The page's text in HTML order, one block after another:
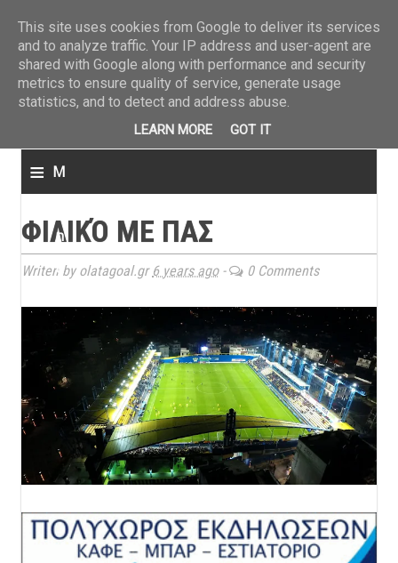
≡ M
n
u
ΦΙΛΙΚΌ ΜΕ ΠΑΣ
Writen by olatagoal.gr 6 years ago- 0 Comments
This site uses cookies from Google to deliver its services
and to analyze traffic. Your IP address and user-agent are
shared with Google along with performance and security
metrics to ensure quality of service, generate usage
statistics, and to detect and address abuse.
LEARN MORE GOT IT